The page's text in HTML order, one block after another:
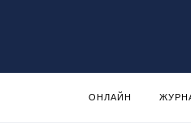
ОНЛАЙН